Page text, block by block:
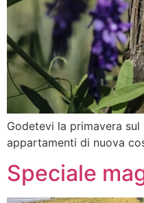
Godetevi la primavera
appartamenti di nuova
Speciale